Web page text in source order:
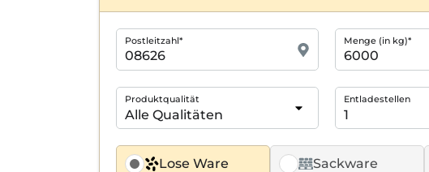
Lose Ware Sackware
Postleitzahl* Menge (in kg)*
Produktqualität Entladestellen